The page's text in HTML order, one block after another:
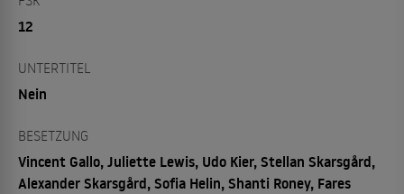
12
UNTERTITEL
Nein
BESETZUNG
Vincent Gallo, Juliette Lewis, Udo Kier, Stellan Skarsgård,
Alexander Skarsgård, Sofia Helin, Shanti Roney, Fares